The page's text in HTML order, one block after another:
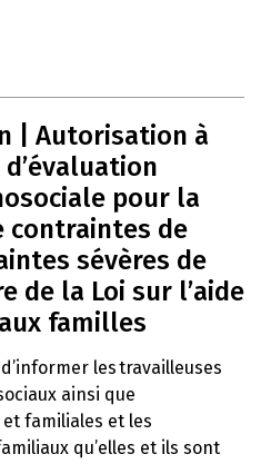
| Autorisation à
pour la
contraintes de
sévères de
de la Loi sur l’aide
familles
les travailleuses
ainsi que
familiales et les
qu’elles et ils sont